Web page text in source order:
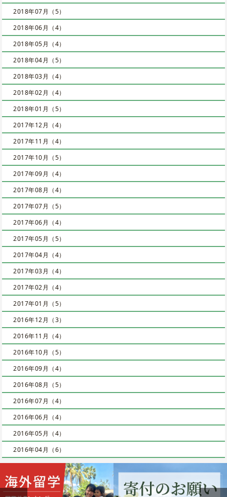
2018年07月（5）
2018年06月（4）
2018年05月（4）
2018年04月（5）
2018年03月（4）
2018年02月（4）
2018年01月（5）
2017年12月（4）
2017年11月（4）
2017年10月（5）
2017年09月（4）
2017年08月（4）
2017年07月（5）
2017年06月（4）
2017年05月（5）
2017年04月（4）
2017年03月（4）
2017年02月（4）
2017年01月（5）
2016年12月（3）
2016年11月（4）
2016年10月（5）
2016年09月（4）
2016年08月（5）
2016年07月（4）
2016年06月（4）
2016年05月（4）
2016年04月（6）